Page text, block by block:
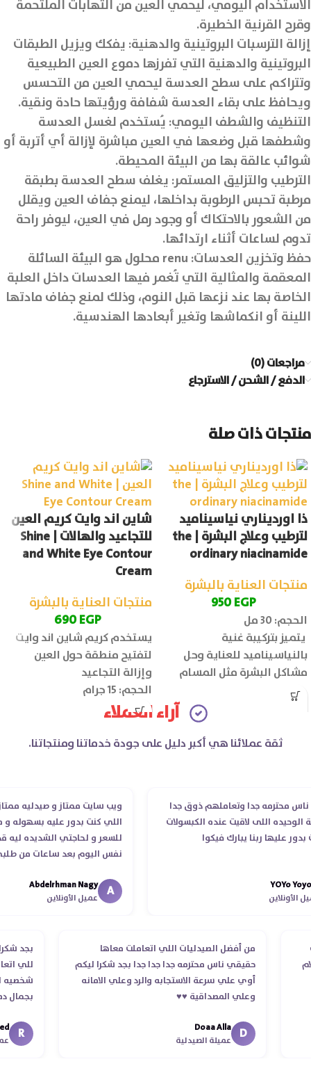
الاستخدام اليومي، ليحمي العين من التهابات الملتحمة
وقرح القرنية الخطيرة.
إزالة الترسبات البروتينية والدهنية: يفكك ويزيل الطبقات
البروتينية والدهنية التي تفرزها دموع العين الطبيعية
وتتراكم على سطح العدسة ليحمي العين من التحسس
ويحافظ على بقاء العدسة شفافة ورؤيتها حادة ونقية.
التنظيف والشطف اليومي: يُستخدم لغسل العدسة
وشطفها قبل وضعها في العين مباشرة لإزالة أي أتربة أو
شوائب عالقة بها من البيئة المحيطة.
الترطيب والتزليق المستمر: يغلف سطح العدسة بطبقة
مرطبة تحبس الرطوبة بداخلها، ليمنع جفاف العين ويقلل
من الشعور بالاحتكاك أو وجود رمل في العين، ليوفر راحة
تدوم لساعات أثناء ارتدائها.
حفظ وتخزين العدسات: renu محلول هو البيئة السائلة
المعقمة والمثالية التي تُغمر فيها العدسات داخل العلبة
الخاصة بها عند نزعها قبل النوم، وذلك لمنع جفاف مادتها
اللينة أو انكماشها وتغير أبعادها الهندسية.
مراجعات (0)
الدفع / الشحن / الاسترجاع
منتجات ذات صلة
ذا اورديناري نياسيناميد
لترطيب وعلاج البشرة | the
ordinary niacinamide
منتجات العناية بالبشرة
950EGP
الحجم: 30 مل
يتميز بتركيبة غنية
بالنياسيناميد للعناية وحل
مشاكل البشرة مثل المسام
الواسعة وحب الشباب والبقع
شاين اند وايت كريم العين
للتجاعيد والهالات | Shine
and White Eye Contour
Cream
منتجات العناية بالبشرة
690EGP
يستخدم كريم شاين اند وايت
لتفتيح منطقة حول العين
وإزالة التجاعيد
الحجم: 15 جرام
آراء العملاء
ثقة عملائنا هي أكبر دليل على جودة خدماتنا ومنتجاتنا.
محترمه جدا وتعاملهم ذوق جدا
اللى لاقيت عنده الكبسولات
عليها ربنا يبارك فيكوا
YOYo
ويب سايت ممتاز و صيدليه ممتازه
اللي كنت بدور عليه بسهوله و من
للسعر و لحاجتي الشديده ليه قدر
نفس اليوم بعد ساعات من طلبي و
انتهاء موعد عمله ..فضل يتابع
استلمت ..شكرا جزيلا ليكم
Abdelrhman Nagy
عميل الأونلاين
من أفضل الصيدليات اللي اتعاملت معاها
حقيقي ناس محترمه جدا جدا جدا بجد شكرا ليكم
أوي علي سرعة الاستجابه والرد وعلي الامانه
وعلي المصداقية ♥️♥️‏
D
Doaa Alla
عميلة الصيدلية
R